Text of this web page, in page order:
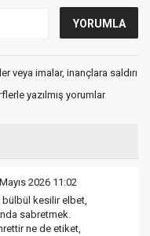
veya imalar, inançlara saldırı
yazılmış yorumlar
2026 11:02
kesilir elbet,
sabretmek.
ne de etiket,